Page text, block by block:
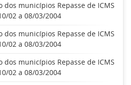
municípios Repasse de ICMS
02 a 08/03/2004
municípios Repasse de ICMS
02 a 08/03/2004
municípios Repasse de ICMS
02 a 08/03/2004